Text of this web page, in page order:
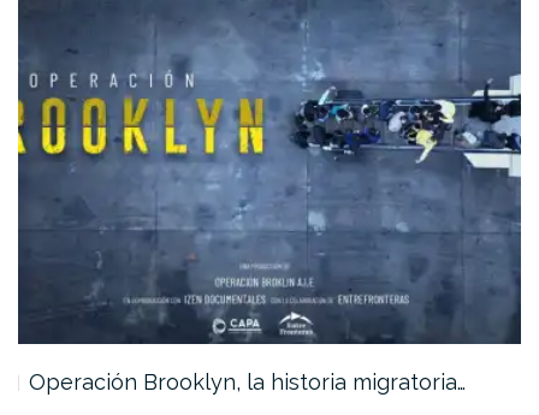
Operación Brooklyn, la historia migratoria…